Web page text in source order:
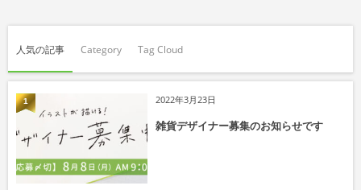
人気の記事 Category Tag Cloud
2022年3月23日
雑貨デザイナー募集のお知らせです
1